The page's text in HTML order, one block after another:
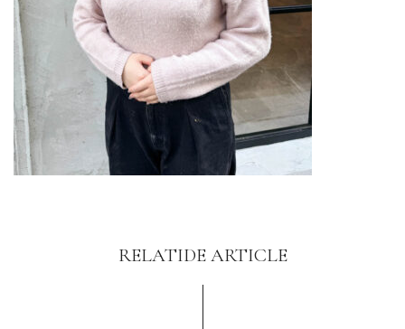
RELATIDE ARTICLE